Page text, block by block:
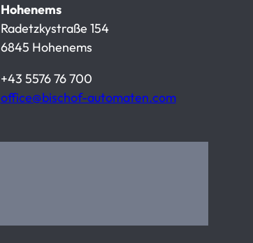
Hohenems
Radetzkystraße 154
6845 Hohenems
+43 5576 76 700
office@bischof-automaten.com